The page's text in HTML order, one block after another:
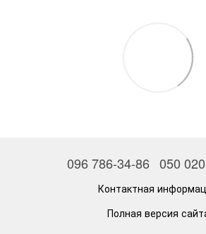
096 786-34-86 050
Контактная
Полная версия